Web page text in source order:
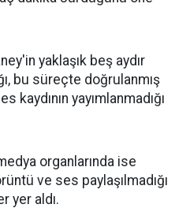
yaklaşık beş aydır
bu süreçte doğrulanmış
yayımlanmadığı
organlarında ise
ve ses paylaşılmadığı
yer aldı.